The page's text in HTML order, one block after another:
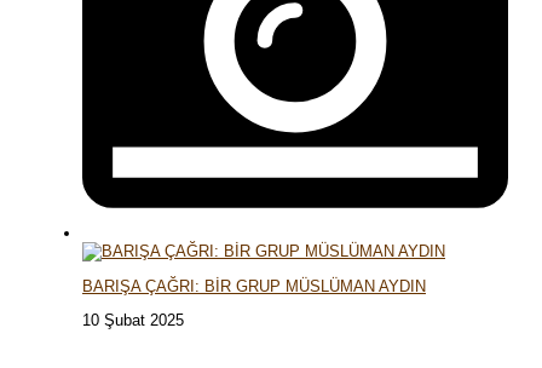
BARIŞA ÇAĞRI: BİR GRUP MÜSLÜMAN AYDIN
10 Şubat 2025